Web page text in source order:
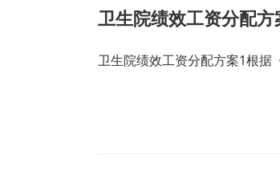
卫生院绩效工资分配
卫生院绩效工资分配方案1根据